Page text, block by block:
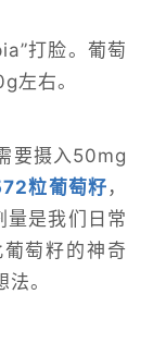
打脸。葡萄
左右。
要摄入50mg
粒葡萄籽 ，
量是我们日常
萄籽的神奇
。